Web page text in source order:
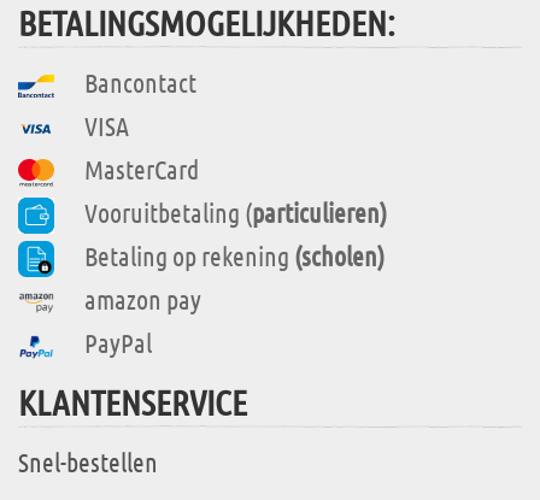
BETALINGSMOGELIJKHEDEN:
Bancontact
VISA
MasterCard
Vooruitbetaling (particulieren)
Betaling op rekening (scholen)
amazon pay
PayPal
KLANTENSERVICE
Snel-bestellen